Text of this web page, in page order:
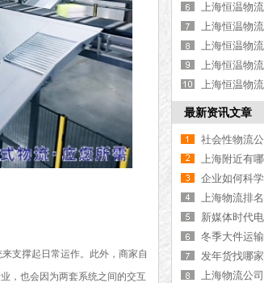
支撑起日常运作。此外，商家自
，也会因为两套系统之间的交互
货运成本控
上海恒温物
业恒温物流
上海恒温物
运输适用行
上海恒温物
与冷链运输
上海恒温物
运输货物追
上海恒温物
恒温物流服
最新资讯文章
社会性物流
的现状浅析
上海附近有
物流公司推
企业如何科
知道了[最新
上海物流排
排名[名单大
新媒体时代
冬季大件运
件运输需注
发年货找哪
流公司推荐[
上海物流公